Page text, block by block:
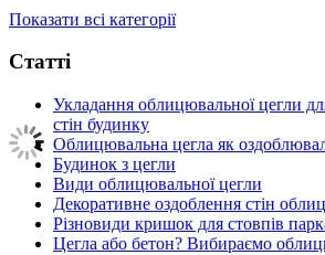
Показати всі категорії
Статті
Укладання облицювальної цегли
стін будинку
Облицювальна цегла як
Будинок з цегли
Види облицювальної цегли
Декоративне оздоблення стін
Різновиди кришок для стовпів
Цегла або бетон? Вибираємо